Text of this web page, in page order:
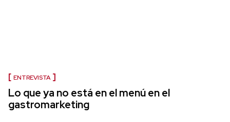
ENTREVISTA
Lo que ya no está en el menú en el
gastromarketing